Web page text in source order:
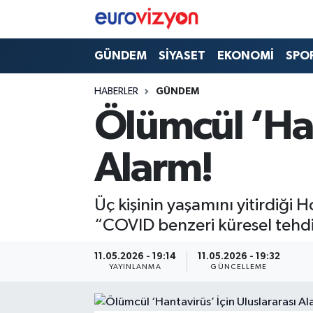
GÜNDEM SİYASET EKONOMİ
HABERLER GÜNDEM
Ölümcül
Alarm!
Üç kişinin yaşamını yitirdiği
“COVID benzeri küresel
11.05.2026 - 19:14
YAYINLANMA
11.05.2026 - 19:32
GÜNCELLEME